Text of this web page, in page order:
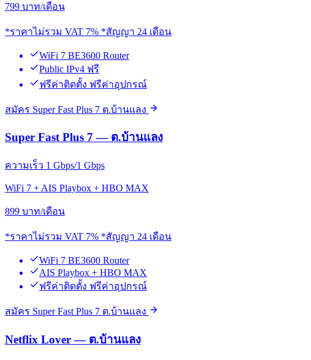
799 บาท/เดือน
*ราคาไม่รวม VAT 7% *สัญญา 24 เดือน
WiFi 7 BE3600 Router
Public IPv4 ฟรี
ฟรีค่าติดตั้ง ฟรีค่าอุปกรณ์
สมัคร Super Fast Plus 7 ต.บ้านแลง
Super Fast Plus 7 — ต.บ้านแลง
ความเร็ว 1 Gbps/1 Gbps
WiFi 7 + AIS Playbox + HBO MAX
899 บาท/เดือน
*ราคาไม่รวม VAT 7% *สัญญา 24 เดือน
WiFi 7 BE3600 Router
AIS Playbox + HBO MAX
ฟรีค่าติดตั้ง ฟรีค่าอุปกรณ์
สมัคร Super Fast Plus 7 ต.บ้านแลง
Netflix Lover — ต.บ้านแลง